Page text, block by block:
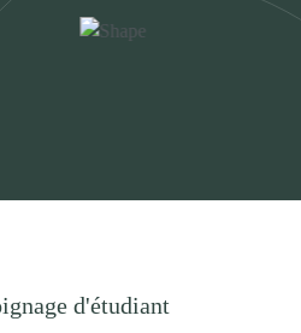
d'étudiant